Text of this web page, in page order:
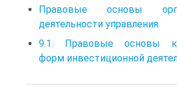
Правовые основы
деятельности управления.
9.1. Правовые основы
форм инвестиционной